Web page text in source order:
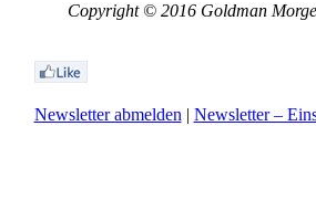
Copyright © 2016 Goldman
Newsletter abmelden | Newsletter –